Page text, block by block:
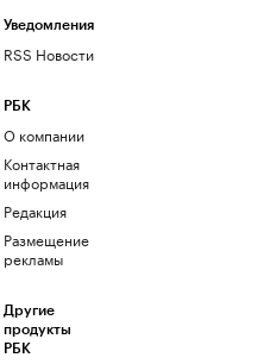
Уведомления
RSS Новости
РБК
О компании
Контактная
информация
Редакция
Размещение
рекламы
Другие
продукты
РБК